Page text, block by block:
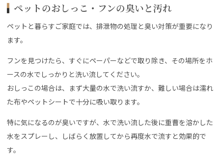
ペットのおしっこ・フンの臭いと汚れ
ペットと暮らすご家庭では、排泄物の処理と臭い対策が重要になり
ます。
フンを見つけたら、すぐにペーパーなどで取り除き、その場所をホ
ースの水でしっかりと洗い流してください。
おしっこの場合は、まず大量の水で洗い流すか、難しい場合は濡れ
た布やペットシートで十分に吸い取ります。
特に気になるのが臭いですが、水で洗い流した後に重曹を溶かした
水をスプレーし、しばらく放置してから再度水で流すと効果的で
す。